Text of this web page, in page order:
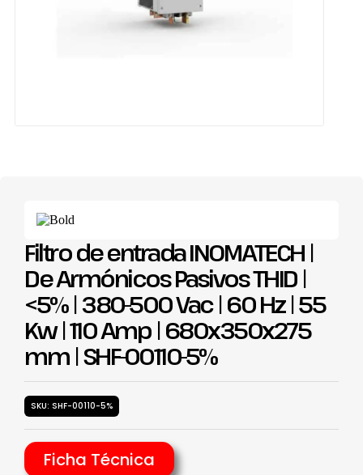
Filtro de entrada INOMATECH |
De Armónicos Pasivos THID |
<5% | 380-500 Vac | 60 Hz | 55
Kw | 110 Amp | 680x350x275
mm | SHF-00110-5%
SKU: SHF-00110-5%
Ficha Técnica